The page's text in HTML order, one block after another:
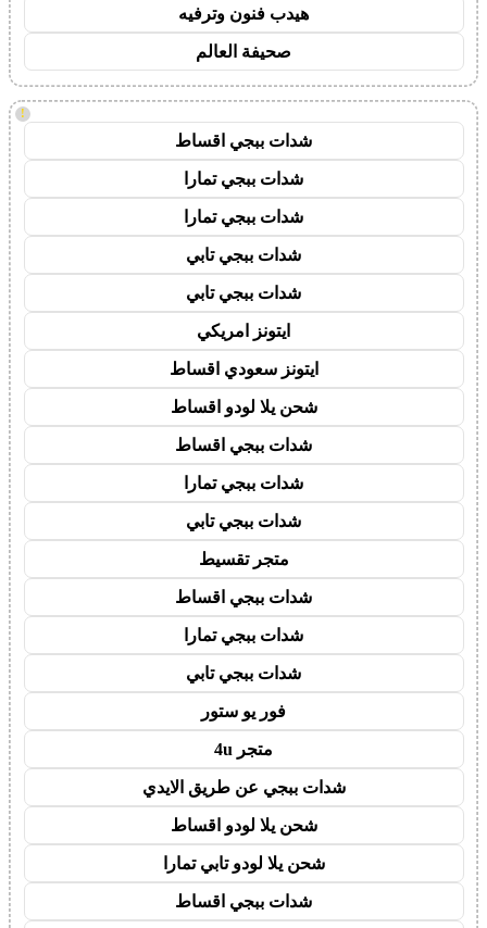
هيدب فنون وترفيه
صحيفة العالم
!
شدات ببجي اقساط
شدات ببجي تمارا
شدات ببجي تمارا
شدات ببجي تابي
شدات ببجي تابي
ايتونز امريكي
ايتونز سعودي اقساط
شحن يلا لودو اقساط
شدات ببجي اقساط
شدات ببجي تمارا
شدات ببجي تابي
متجر تقسيط
شدات ببجي اقساط
شدات ببجي تمارا
شدات ببجي تابي
فور يو ستور
متجر 4u
شدات ببجي عن طريق الايدي
شحن يلا لودو اقساط
شحن يلا لودو تابي تمارا
شدات ببجي اقساط